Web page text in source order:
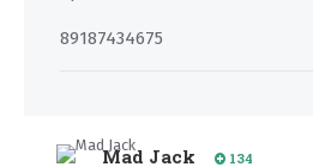
89187434675
Mad Jack 134